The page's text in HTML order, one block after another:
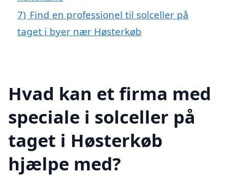
7) Find en professionel til solceller på
taget i byer nær Høsterkøb
Hvad kan et firma med
speciale i solceller på
taget i Høsterkøb
hjælpe med?